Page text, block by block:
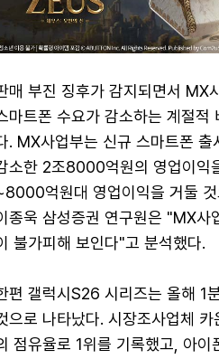
매 부진 징후가 감지되면서 MX
마트폰 수요가 감소하는 계절적
. MX사업부는 신규 스마트폰
소한 2조8000억원의 영업이익
억원대 영업이익을 거둘
종욱 삼성증권 연구원은 "MX사
불가피해 보인다"고 분석했다.
편 갤럭시S26 시리즈는 올해 1
으로 나타났다. 시장조사업체
점유율로 1위를 기록했고, 아